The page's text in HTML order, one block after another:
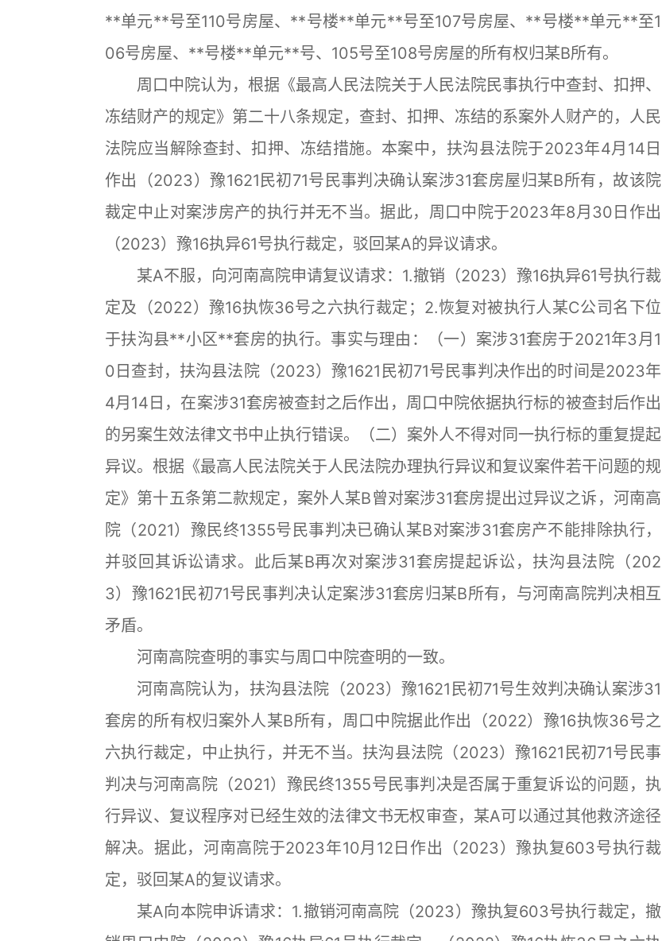
**单元**号至110号房屋、**号楼**单元**号至107号房屋、**号楼**单元**至1
06号房屋、**号楼**单元**号、105号至108号房屋的所有权归某B所有。
周口中院认为，根据《最高人民法院关于人民法院民事执行中查封、扣押、
冻结财产的规定》第二十八条规定，查封、扣押、冻结的系案外人财产的，人民
法院应当解除查封、扣押、冻结措施。本案中，扶沟县法院于2023年4月14日
作出（2023）豫1621民初71号民事判决确认案涉31套房屋归某B所有，故该院
裁定中止对案涉房产的执行并无不当。据此，周口中院于2023年8月30日作出
（2023）豫16执异61号执行裁定，驳回某A的异议请求。
某A不服，向河南高院申请复议请求：1.撤销（2023）豫16执异61号执行裁
定及（2022）豫16执恢36号之六执行裁定；2.恢复对被执行人某C公司名下位
于扶沟县**小区**套房的执行。事实与理由：（一）案涉31套房于2021年3月1
0日查封，扶沟县法院（2023）豫1621民初71号民事判决作出的时间是2023年
4月14日，在案涉31套房被查封之后作出，周口中院依据执行标的被查封后作出
的另案生效法律文书中止执行错误。（二）案外人不得对同一执行标的重复提起
异议。根据《最高人民法院关于人民法院办理执行异议和复议案件若干问题的规
定》第十五条第二款规定，案外人某B曾对案涉31套房提出过异议之诉，河南高
院（2021）豫民终1355号民事判决已确认某B对案涉31套房产不能排除执行，
并驳回其诉讼请求。此后某B再次对案涉31套房提起诉讼，扶沟县法院（202
3）豫1621民初71号民事判决认定案涉31套房归某B所有，与河南高院判决相互
矛盾。
河南高院查明的事实与周口中院查明的一致。
河南高院认为，扶沟县法院（2023）豫1621民初71号生效判决确认案涉31
套房的所有权归案外人某B所有，周口中院据此作出（2022）豫16执恢36号之
六执行裁定，中止执行，并无不当。扶沟县法院（2023）豫1621民初71号民事
判决与河南高院（2021）豫民终1355号民事判决是否属于重复诉讼的问题，执
行异议、复议程序对已经生效的法律文书无权审查，某A可以通过其他救济途径
解决。据此，河南高院于2023年10月12日作出（2023）豫执复603号执行裁
定，驳回某A的复议请求。
某A向本院申诉请求：1.撤销河南高院（2023）豫执复603号执行裁定，撤